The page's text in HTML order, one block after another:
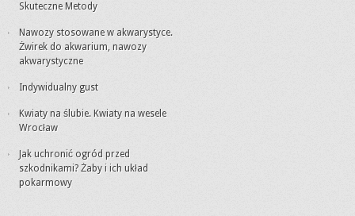
Skuteczne Metody
Nawozy stosowane w akwarystyce.
Żwirek do akwarium, nawozy
akwarystyczne
Indywidualny gust
Kwiaty na ślubie. Kwiaty na wesele
Wrocław
Jak uchronić ogród przed
szkodnikami? Żaby i ich układ
pokarmowy